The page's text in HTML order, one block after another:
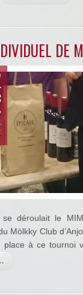
DE
,
déroulait le
Mölkky Club
à ce tournoi